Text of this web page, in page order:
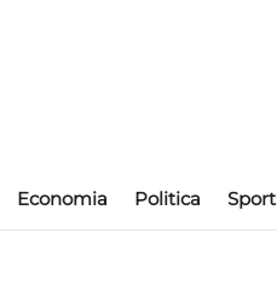
Economia Politica Sport